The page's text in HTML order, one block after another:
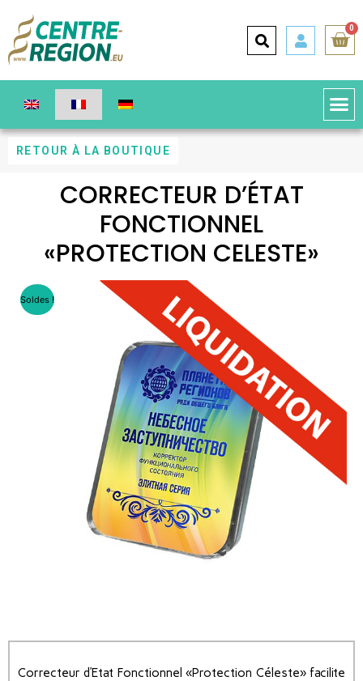
0
RETOUR À LA BOUTIQUE
CORRECTEUR D’ÉTAT
FONCTIONNEL
«PROTECTION CELESTE»
Soldes !
Correcteur d’Etat Fonctionnel «Protection Céleste» facilite